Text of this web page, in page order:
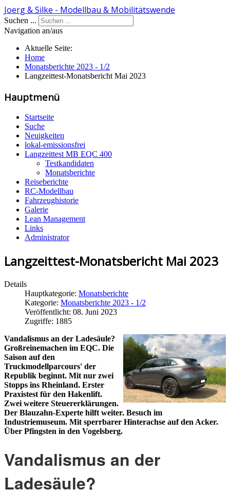
Joerg & Silke - Modellbau & Mobilitätswende
Suchen ...
Navigation an/aus
Aktuelle Seite:
Home
Monatsberichte 2023 - 1/2
Langzeittest-Monatsbericht Mai 2023
Hauptmenü
Startseite
Suche
Neuigkeiten
lokal-emissionsfrei
Langzeittest MB EQC 400
Testkandidaten
Monatsberichte
Reiseberichte
RC-Modellbau
Fahrzeughistorie
Galerie
Lean Management
Links
Administrator
Langzeittest-Monatsbericht Mai 2023
Details
Hauptkategorie: Monatsberichte
Kategorie: Monatsberichte 2023 - 1/2
Veröffentlicht: 08. Juni 2023
Zugriffe: 1885
Vandalismus an der Ladesäule?
Großreinemachen im EQC. Die
Saison auf den
Truckmodellparcours' der
Republik beginnt. Mit nur zwei
Stopps ins Rheinland. Erster
Praxistest für den Hakenlift.
Zwei weitere Steuererklärungen.
Der Blauzahn-Experte hilft weiter. Besuch im
Industriemuseum. Mit sperrbarer Hinterachse auf den Acker.
Über Pfingsten in den Vogelsberg.
Vandalismus an der
Ladesäule?